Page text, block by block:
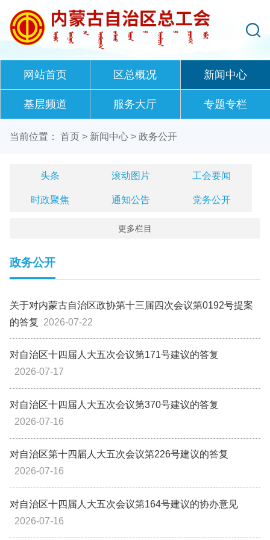
网站首页 区总概况 新闻中心
基层频道 服务大厅 专题专栏
当前位置： 首页 > 新闻中心 > 政务公开
头条 滚动图片 工会要闻
时政聚焦 通知公告 党务公开
更多栏目
政务公开
关于对内蒙古自治区政协第十三届四次会议第0192号提案
的答复
2026-07-22
对自治区十四届人大五次会议第171号建议的答复
2026-07-17
对自治区十四届人大五次会议第370号建议的答复
2026-07-16
对自治区第十四届人大五次会议第226号建议的答复
2026-07-16
对自治区十四届人大五次会议第164号建议的协办意见
2026-07-16